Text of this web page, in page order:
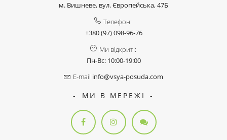
м. Вишневе, вул. Європейська, 47Б
Телефон:
+380 (97) 098-96-76
Ми відкриті:
Пн-Вс: 10:00-19:00
E-mail info@vsya-posuda.com
МИ В МЕРЕЖІ